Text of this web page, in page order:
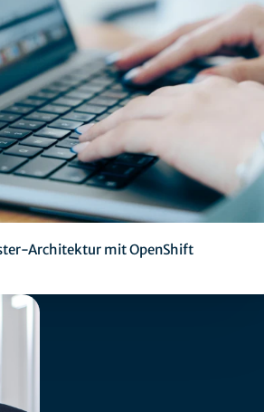
Architektur mit OpenShift